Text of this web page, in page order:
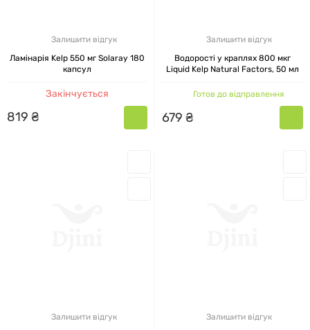
Залишити відгук
Ламінарія Kelp 550 мг Solaray 180
капсул
Закінчується
819 ₴
Залишити відгук
Водорості у краплях 800 мкг
Liquid Kelp Natural Factors, 50 мл
Готов до відправлення
679 ₴
Залишити відгук
Залишити відгук